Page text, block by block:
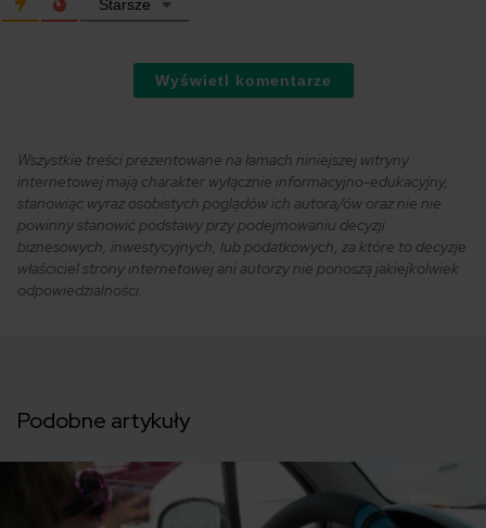
Starsze
Wyświetl komentarze
Wszystkie treści prezentowane na łamach niniejszej witryny
internetowej mają charakter wyłącznie informacyjno-edukacyjny,
stanowiąc wyraz osobistych poglądów ich autora/ów oraz nie nie
powinny stanowić podstawy przy podejmowaniu decyzji
biznesowych, inwestycyjnych, lub podatkowych, za które to decyzje
właściciel strony internetowej ani autorzy nie ponoszą jakiejkolwiek
odpowiedzialności.
Podobne artykuły